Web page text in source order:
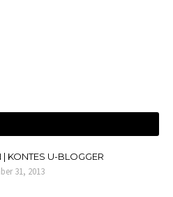
| KONTES U-BLOGGER
31, 2013